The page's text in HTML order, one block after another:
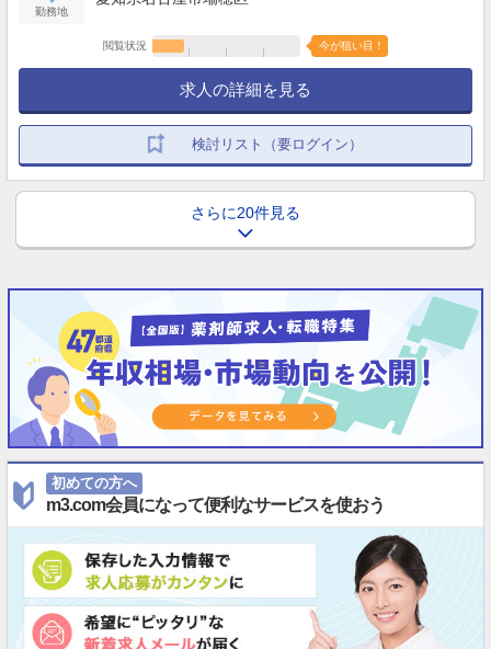
勤務地
閲覧状況 今が狙い目！
求人の詳細を見る
検討リスト（要ログイン）
さらに20件見る
初めての方へ
m3.com会員になって便利なサービスを使おう